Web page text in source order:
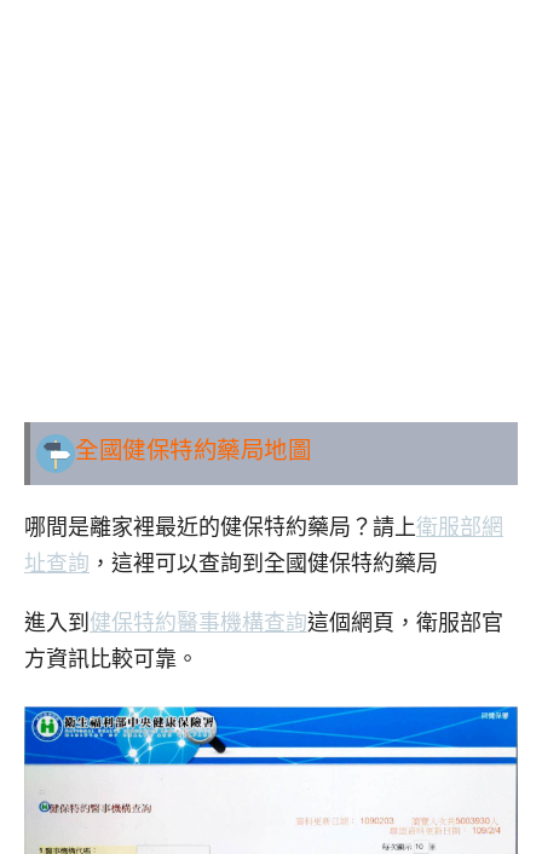
全國健保特約藥局地圖
哪間是離家裡最近的健保特約藥局？請上衛服部網
址查詢 ，這裡可以查詢到全國健保特約藥局
進入到 健保特約醫事機構查詢這個網頁，衛服部官
方資訊比較可靠。